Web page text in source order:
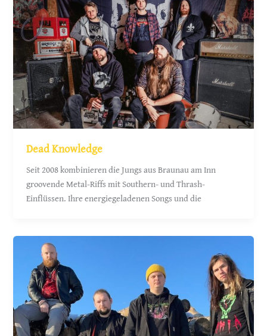
Dead Knowledge
Seit 2008 kombinieren die Jungs aus Braunau am Inn
groovende Metal-Riffs mit Southern- und Thrash-
Einflüssen. Ihre energiegeladenen Songs und die